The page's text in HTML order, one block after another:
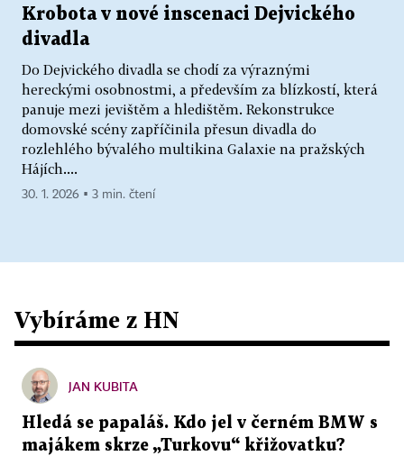
Krobota v nové inscenaci Dejvického
divadla
Do Dejvického divadla se chodí za výraznými
hereckými osobnostmi, a především za blízkostí, která
panuje mezi jevištěm a hledištěm. Rekonstrukce
domovské scény zapříčinila přesun divadla do
rozlehlého bývalého multikina Galaxie na pražských
Hájích....
30. 1. 2026 ▪ 3 min. čtení
Vybíráme z HN
JAN KUBITA
Hledá se papaláš. Kdo jel v černém BMW s
majákem skrze „Turkovu“ křižovatku?